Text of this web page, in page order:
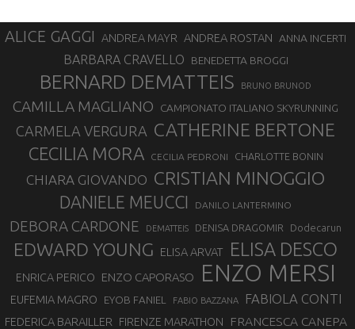
ALICE GAGGI ANDREA MAYR ANDREA ROSTAN ANNA INCERTI
BARBARA CRAVELLO BENEDETTA BROGGI
BERNARD DEMATTEIS BRUNO BRUNOD
CAMILLA MAGLIANO CAMPIONATO ITALIANO SKYRUNNING
CARMELA VERGURA CATHERINE BERTONE
CECILIA MORA CECILIA PEDRONI CHARLOTTE BONIN
CHIARA GIOVANDO CRISTIAN MINOGGIO
DANIELE MEUCCI DANILO LANTERMINO
DEBORA CARDONE DEMATTEIS DENISA DRAGOMIR Dodecarun
EDWARD YOUNG ELISA ARVAT ELISA DESCO
ENRICA PERICO ENZO CAPORASO ENZO MERSI
EUFEMIA MAGRO EYOB FANIEL FABIO BAZZANA FABIOLA CONTI
FEDERICA BARAILLER FIRENZE MARATHON FRANCESCA CANEPA